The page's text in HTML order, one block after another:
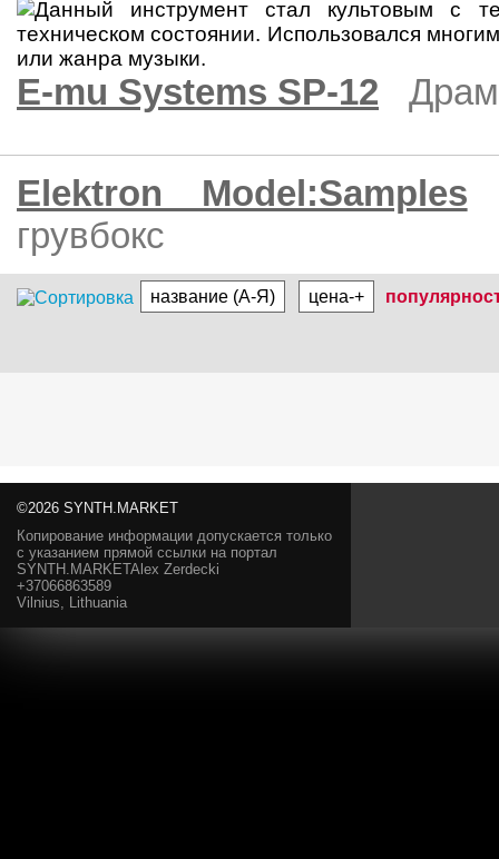
E-mu Systems SP-12
Elektron Model:Samples
грувбокс
название (А-Я) цена-+
©2026 SYNTH.MARKET
Копирование информации допускается только
с указанием прямой ссылки на портал
SYNTH.MARKETAlex Zerdecki
+37066863589
Vilnius, Lithuania